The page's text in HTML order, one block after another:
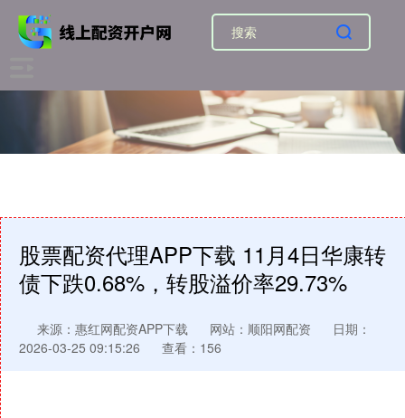
股票配资代理APP下载 11月4日华康转
债下跌0.68%，转股溢价率29.73%
来源：惠红网配资APP下载 网站：顺阳网配资
日期：
2026-03-25 09:15:26
查看：156